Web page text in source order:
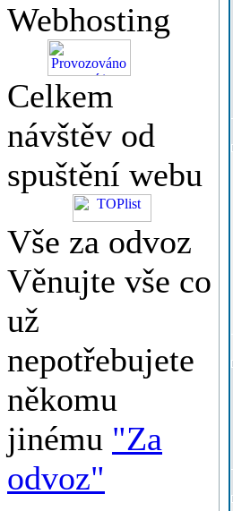
Webhosting
Celkem
návštěv od
spuštění webu
Vše za odvoz
Věnujte vše co
už
nepotřebujete
někomu
jinému "Za
odvoz"